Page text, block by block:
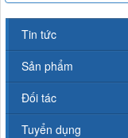
Tin tức
Sản phẩm
Đối tác
Tuyển dụng